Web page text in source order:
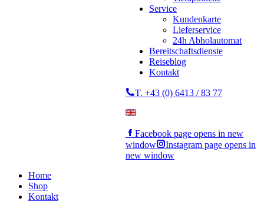
Service
Kundenkarte
Lieferservice
24h Abholautomat
Bereitschaftsdienste
Reiseblog
Kontakt
T. +43 (0) 6413 / 83 77
Facebook page opens in new
window
Instagram page opens in
new window
Home
Shop
Kontakt